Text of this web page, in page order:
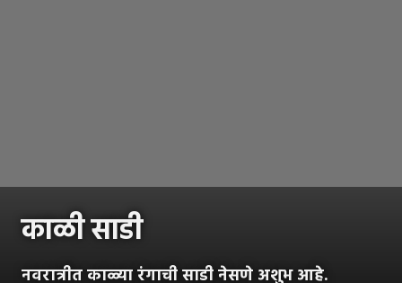
काळी साडी
नवरात्रीत काळ्या रंगाची साडी नेसणे अशुभ आहे.